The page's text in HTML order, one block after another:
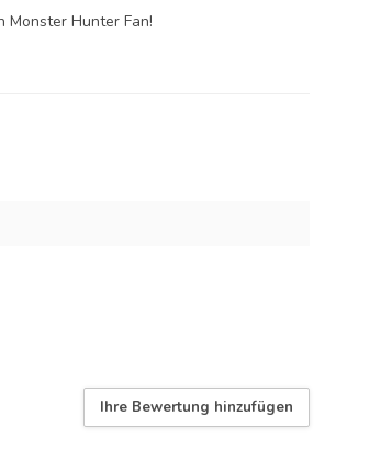
Hunter Fan!
Ihre Bewertung hinzufügen